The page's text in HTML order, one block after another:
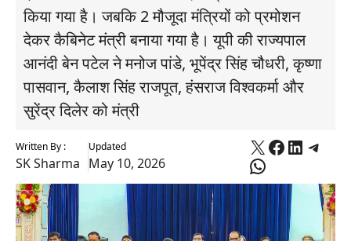
किया गया है। जबकि 2 मौजूदा मंत्रियों को प्रमोशन
देकर कैबिनेट मंत्री बनाया गया है। यूपी की राज्यपाल
आनंदी बेन पटेल ने मनोज पांडे, भूपेंद्र सिंह चौधरी, कृष्णा
पासवान, कैलाश सिंह राजपूत, हंसराज विश्वकर्मा और
सुरेंद्र दिलेर को मंत्री
Written By :
SK Sharma
Updated
May 10, 2026
X Facebook
WhatsApp